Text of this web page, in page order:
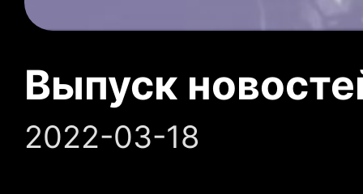
Выпуск
2022-03-18